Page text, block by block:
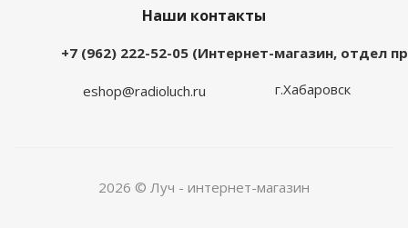
Наши контакты
+7 (962) 222-52-05 (Интернет-магазин, отдел
eshop@radioluch.ru г.Хабаровск
2026 © Луч - интернет-магазин